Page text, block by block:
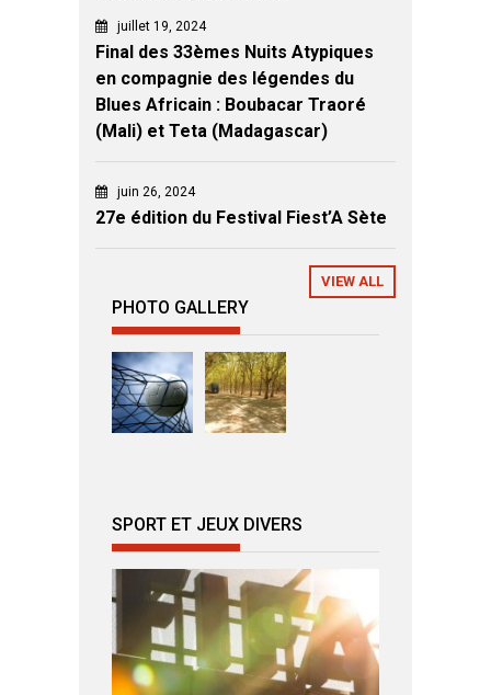
juillet 19, 2024
Final des 33èmes Nuits Atypiques
en compagnie des légendes du
Blues Africain : Boubacar Traoré
(Mali) et Teta (Madagascar)
juin 26, 2024
27e édition du Festival Fiest’A Sète
VIEW ALL
PHOTO GALLERY
SPORT ET JEUX DIVERS